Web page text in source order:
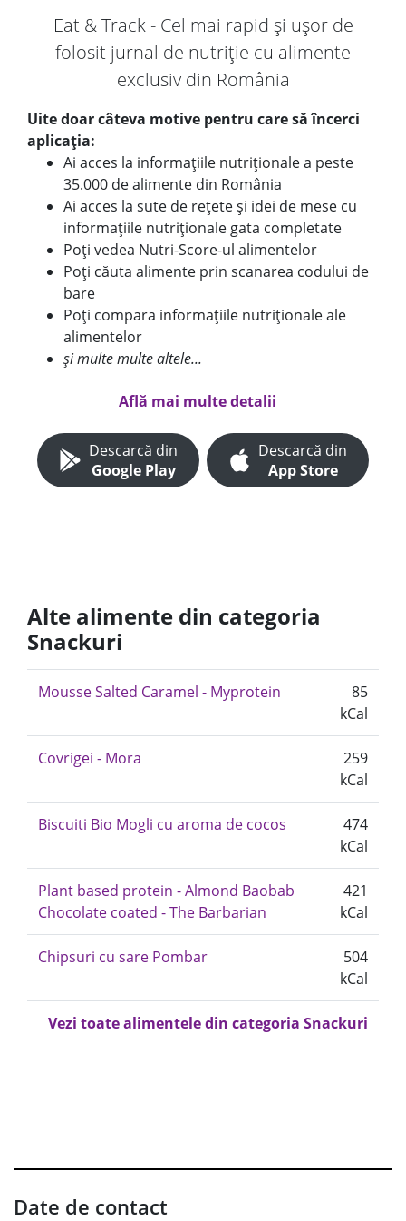
Eat & Track - Cel mai rapid și ușor de
folosit jurnal de nutriție cu alimente
exclusiv din România
Uite doar câteva motive pentru care să încerci
aplicația:
Ai acces la informațiile nutriționale a peste
35.000 de alimente din România
Ai acces la sute de rețete și idei de mese cu
informațiile nutriționale gata completate
Poți vedea Nutri-Score-ul alimentelor
Poți căuta alimente prin scanarea codului de
bare
Poți compara informațiile nutriționale ale
alimentelor
și multe multe altele...
Află mai multe detalii
Descarcă din
Google Play
Descarcă din
App Store
Alte alimente din categoria
Snackuri
Mousse Salted Caramel - Myprotein
85
kCal
Covrigei - Mora
259
kCal
Biscuiti Bio Mogli cu aroma de cocos
474
kCal
Plant based protein - Almond Baobab
Chocolate coated - The Barbarian
421
kCal
Chipsuri cu sare Pombar
504
kCal
Vezi toate alimentele din categoria Snackuri
Date de contact